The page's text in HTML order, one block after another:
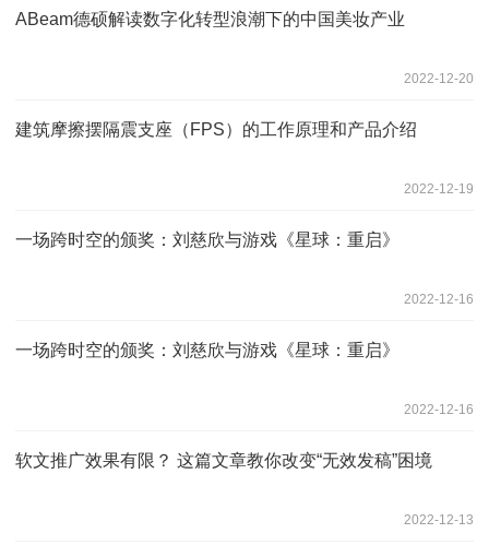
ABeam德硕解读数字化转型浪潮下的中国美妆产业
2022-12-20
建筑摩擦摆隔震支座（FPS）的工作原理和产品介绍
2022-12-19
一场跨时空的颁奖：刘慈欣与游戏《星球：重启》
2022-12-16
一场跨时空的颁奖：刘慈欣与游戏《星球：重启》
2022-12-16
软文推广效果有限？ 这篇文章教你改变“无效发稿”困境
2022-12-13